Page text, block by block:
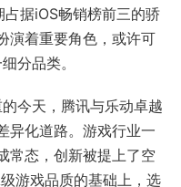
据iOS畅销榜前三的骄
演着重要角色，或许可
分品类。
今天，腾讯与乐动卓越
异化道路。游戏行业一
常态，创新被提上了空
游戏品质的基础上，选